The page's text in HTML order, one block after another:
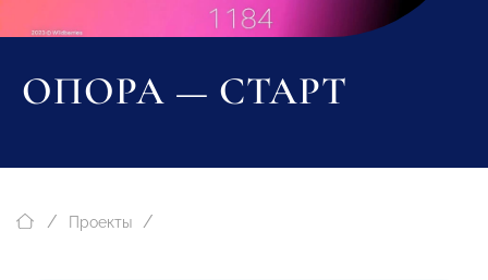
ОПОРА — СТАРТ
Проекты